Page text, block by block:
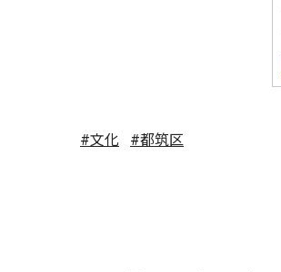
#文化 #都筑区